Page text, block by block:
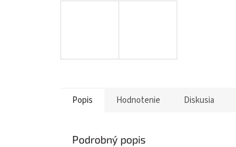
Popis Hodnotenie Diskusia
Podrobný popis